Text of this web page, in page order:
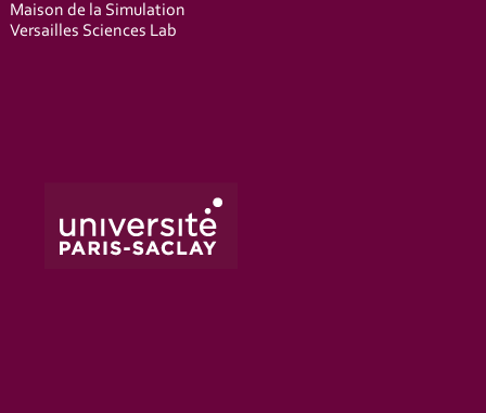
Maison de la Simulation
Versailles Sciences Lab